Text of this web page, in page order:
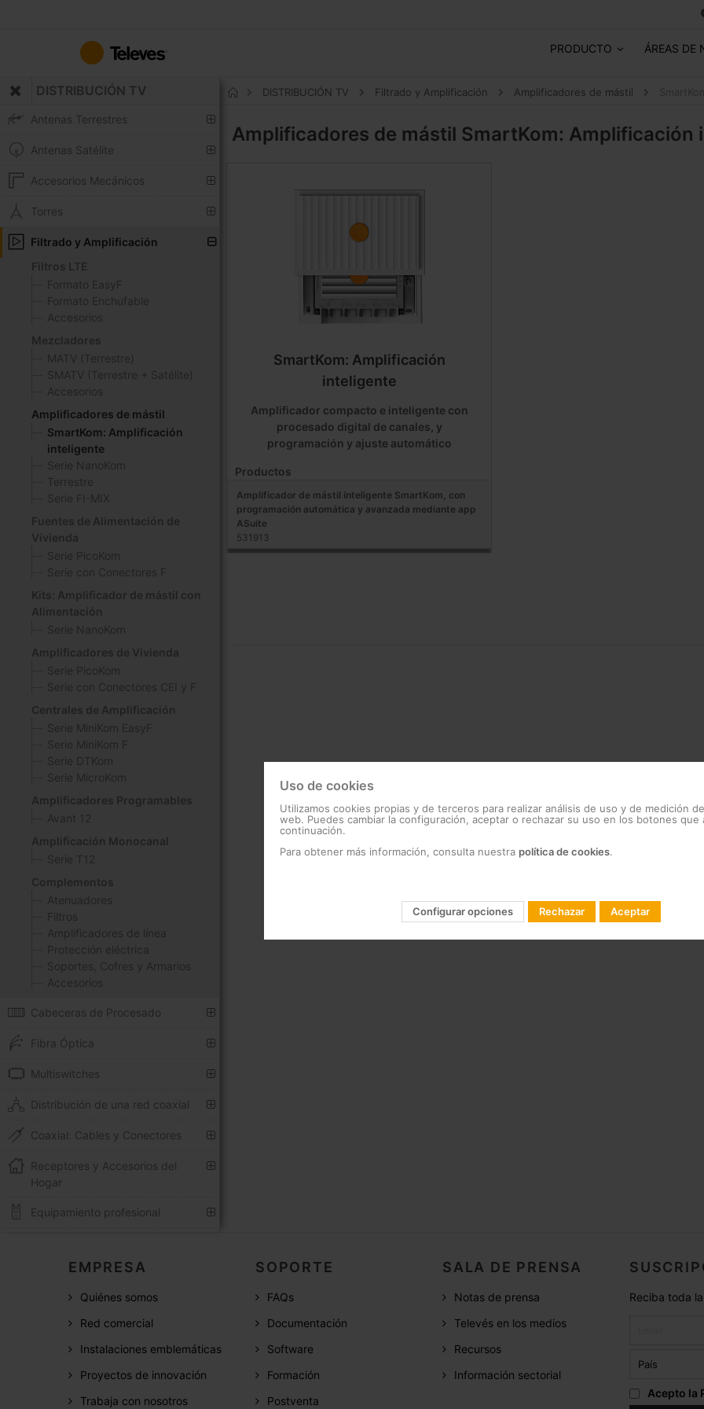
contenido
PRODUCTO ÁREAS DE
DISTRIBUCIÓN TV
Antenas Terrestres
Antenas Satélite
Accesorios Mecánicos
Torres
Filtrado y Amplificación
Filtros LTE
Formato EasyF
Formato Enchufable
Accesorios
Mezcladores
MATV (Terrestre)
SMATV (Terrestre + Satélite)
Accesorios
Amplificadores de mástil
SmartKom: Amplificación
inteligente
Serie NanoKom
Terrestre
Serie FI-MIX
Fuentes de Alimentación de
Vivienda
Serie PicoKom
Serie con Conectores F
Kits: Amplificador de mástil con
Alimentación
Serie NanoKom
Amplificadores de Vivienda
Serie PicoKom
Serie con Conectores CEI y F
Centrales de Amplificación
Serie MiniKom EasyF
Serie MiniKom F
Serie DTKom
Serie MicroKom
Amplificadores Programables
Avant 12
Amplificación Monocanal
Serie T12
Complementos
Atenuadores
Filtros
Amplificadores de línea
Protección eléctrica
Soportes, Cofres y Armarios
Accesorios
Cabeceras de Procesado
Fibra Óptica
Multiswitches
Distribución de una red coaxial
Coaxial: Cables y Conectores
Receptores y Accesorios del
Hogar
Equipamiento profesional
DISTRIBUCIÓN TV Filtrado y Amplificación Amplificadores de mástil
Amplificadores de mástil SmartKom: Amplificación
SmartKom: Amplificación
inteligente
Amplificador compacto e inteligente con
procesado digital de canales, y
programación y ajuste automático
Productos
Amplificador de mástil inteligente SmartKom, con
programación automática y avanzada mediante app
ASuite
531913
EMPRESA
Quiénes somos
Red comercial
Instalaciones emblemáticas
Proyectos de innovación
Trabaja con nosotros
SOPORTE
FAQs
Documentación
Software
Formación
Postventa
SALA DE PRENSA
Notas de prensa
Televés en los medios
Recursos
Información sectorial
Reciba toda
Acepto la
Uso de cookies
Utilizamos cookies propias y de terceros para realizar análisis de uso y de medición
web. Puedes cambiar la configuración, aceptar o rechazar su uso en los botones que
continuación.
Para obtener más información, consulta nuestra política de cookies.
Configurar opciones Rechazar Aceptar